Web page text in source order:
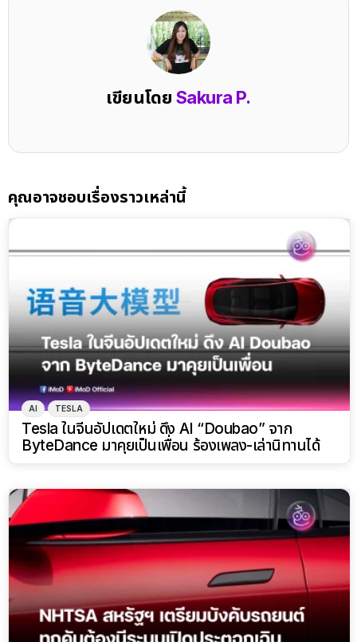
เขียนโดย Sakura P.
คุณอาจชอบเรื่องราวเหล่านี้
AI TESLA
Tesla ในจีนอัปเดตใหม่ ดึง AI “Doubao” จาก
ByteDance มาคุยเป็นเพื่อน ร้องเพลง-เล่านิทานได้